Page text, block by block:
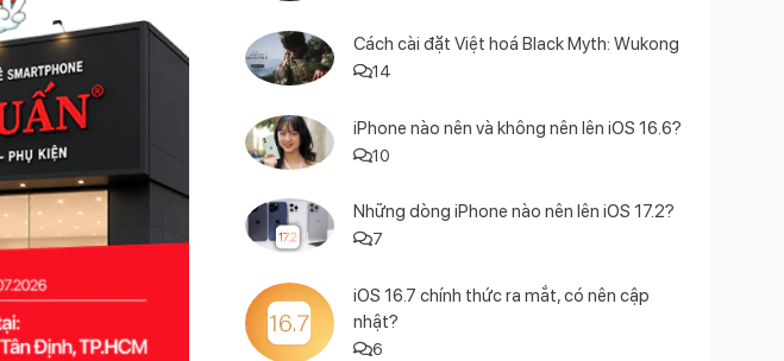
Cách cài đặt Việt hoá Black Myth: Wukong
14
iPhone nào nên và không nên lên iOS 16.6?
10
Những dòng iPhone nào nên lên iOS 17.2?
7
iOS 16.7 chính thức ra mắt, có nên cập
nhật?
6